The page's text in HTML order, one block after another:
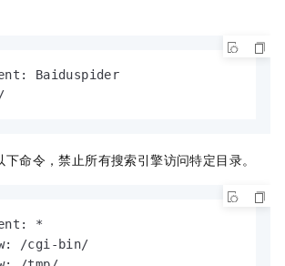
Baiduspider
下命令，禁止所有搜索引擎访问特定目录。
*
/cgi-bin/